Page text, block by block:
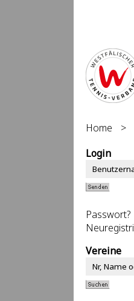
Home
>
Login
Passwort?
Vereine